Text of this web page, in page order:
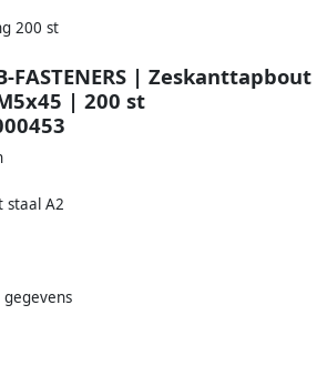
200 st
FASTENERS | Zeskanttapbout
| 200 st
staal A2
gegevens